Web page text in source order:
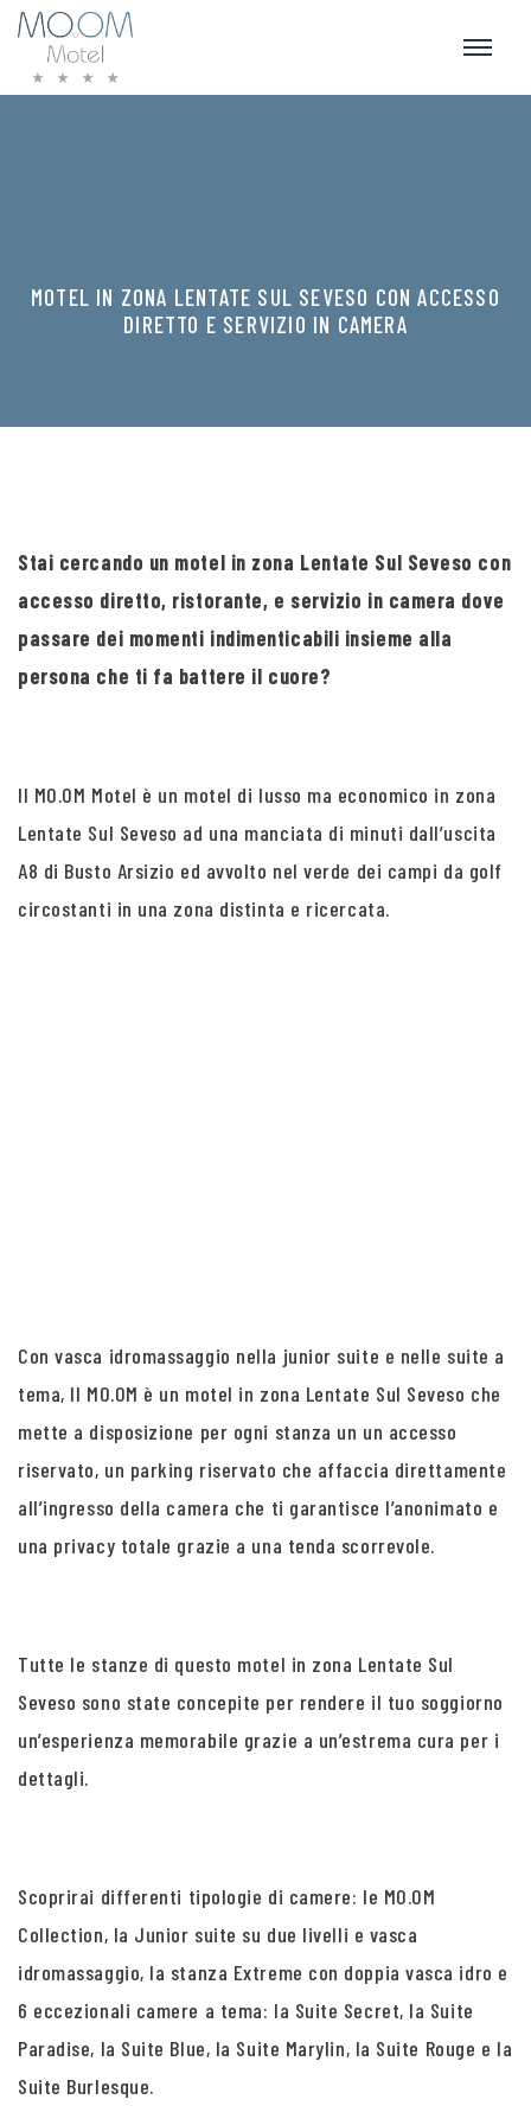
MOTEL IN ZONA LENTATE SUL SEVESO CON ACCESSO
DIRETTO E SERVIZIO IN CAMERA
Stai cercando un motel in zona Lentate Sul Seveso con
accesso diretto, ristorante, e servizio in camera dove
passare dei momenti indimenticabili insieme alla
persona che ti fa battere il cuore?
Il MO.OM Motel è un motel di lusso ma economico in zona
Lentate Sul Seveso ad una manciata di minuti dall’uscita
A8 di Busto Arsizio ed avvolto nel verde dei campi da golf
circostanti in una zona distinta e ricercata.
Con vasca idromassaggio nella junior suite e nelle suite a
tema, Il MO.OM è un motel in zona Lentate Sul Seveso che
mette a disposizione per ogni stanza un un accesso
riservato, un parking riservato che affaccia direttamente
all’ingresso della camera che ti garantisce l’anonimato e
una privacy totale grazie a una tenda scorrevole.
Tutte le stanze di questo motel in zona Lentate Sul
Seveso sono state concepite per rendere il tuo soggiorno
un’esperienza memorabile grazie a un’estrema cura per i
dettagli.
Scoprirai differenti tipologie di camere: le MO.OM
Collection, la Junior suite su due livelli e vasca
idromassaggio, la stanza Extreme con doppia vasca idro e
6 eccezionali camere a tema: la Suite Secret, la Suite
Paradise, la Suite Blue, la Suite Marylin, la Suite Rouge e la
Suite Burlesque.